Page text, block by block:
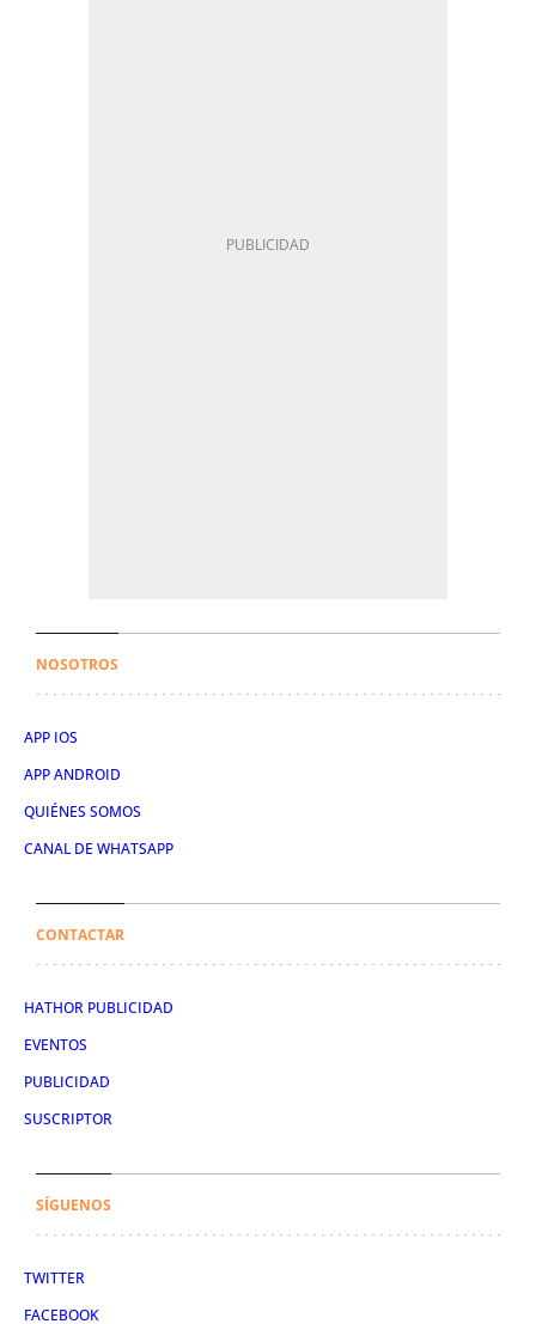
NOSOTROS
APP IOS
APP ANDROID
QUIÉNES SOMOS
CANAL DE WHATSAPP
CONTACTAR
HATHOR PUBLICIDAD
EVENTOS
PUBLICIDAD
SUSCRIPTOR
SÍGUENOS
TWITTER
FACEBOOK